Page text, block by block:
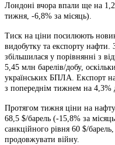
Лондоні вчора впали ще на
тижня, -6,8% за місяць).
Тиск на ціни посилюють
видобутку та експорту нафти.
збільшилася у порівнянні з
5,45 млн барелів/добу,
українських БПЛА. Експорт
з попереднім тижнем на 4,3%
Протягом тижня ціни на
68,5 $/барель (-15,8% за
санкційного рівня 60 $/
продовжувати війну.